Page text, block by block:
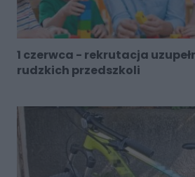
1 czerwca - rekrutacja
rudzkich przedszkoli